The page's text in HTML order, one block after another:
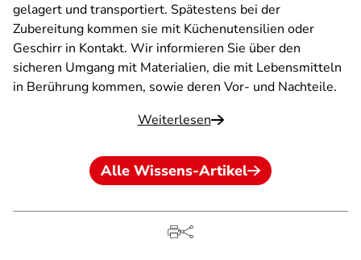
gelagert und transportiert. Spätestens bei der
Zubereitung kommen sie mit Küchenutensilien oder
Geschirr in Kontakt. Wir informieren Sie über den
sicheren Umgang mit Materialien, die mit Lebensmitteln
in Berührung kommen, sowie deren Vor- und Nachteile.
Weiterlesen
Alle Wissens-Artikel